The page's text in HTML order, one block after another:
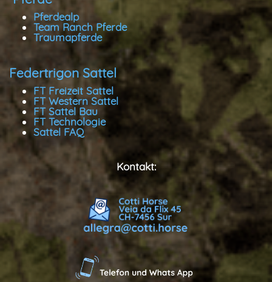
Pferdealp
Team Ranch Pferde
Traumapferde
Federtrigon Sattel
FT Freizeit Sattel
FT Western Sattel
FT Sattel Bau
FT Technologie
Sattel FAQ
Kontakt: